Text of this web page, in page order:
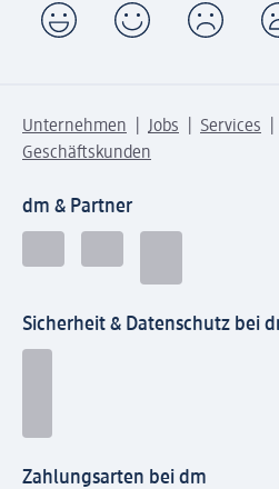
Unternehmen Jobs Services
Geschäftskunden
dm & Partner
Sicherheit & Datenschutz bei
Zahlungsarten bei dm